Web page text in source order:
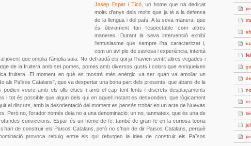
Josep Espar i Ticó , un home que ha dedicat
molts d’anys dels molts que ja té a la defensa
de la llengua i del país. A la seva manera, que
és òbviament tan respectable com altres
maneres. Durant la seva intervenció exhibí
l’entusiasme que sempre l’ha caracteritzat i,
com un avi ple de saviesa i experiència, intentà
jovent que omplia l’àmplia sala. No defraudà els qui ja l’havien sentit altres vegades i
de la fruitera amb set pomes, pomes amb diversos gusts i colors que enriqueixen
fruitera. El moment en què es mostrà més enèrgic va ser quan va amollar un
als Països Catalans”, que va despertar una bona part dels presents, que abans de la
podien veure amb els ulls clucs i amb el cap fent lents i discrets desplaçaments
i tot és possible que algun dels qui en aquell instant es desxondien, que lògicament
el discurs, amb la desorientació del moment es pensàs trobar en un acte de Nuevas
Però no, l’orador només deia no a una denominació; un no, tanmateix, que és una de
conviccions. Espar és un home de fe, també de gran fe en la curiosa teoria
de construir els Països Catalans, però no s’han de dir Països Catalans, perquè
provoca rebuig entre els qui rebutgen la idea de construir els Països